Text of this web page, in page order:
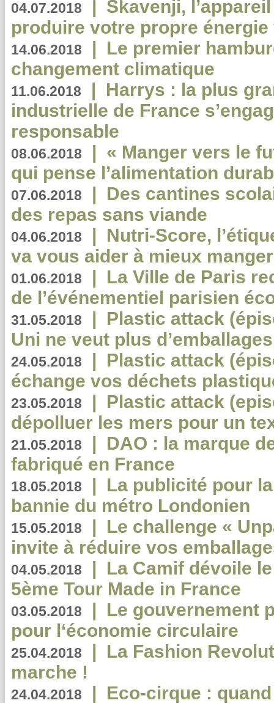
04.07.2018 | Skavenji,
produire votre propre
14.06.2018 | Le premier
changement climatique
11.06.2018 | Harrys : la plus
industrielle de France
responsable
08.06.2018 | « Manger vers le
qui pense l’alimentation
07.06.2018 | Des cantines
des repas sans viande
04.06.2018 | Nutri-Score,
va vous aider à mieux
01.06.2018 | La Ville de Paris
de l’événementiel parisien
31.05.2018 | Plastic attack
Uni ne veut plus
24.05.2018 | Plastic attack
échange vos déchets
23.05.2018 | Plastic attack
dépolluer les mers pour un
21.05.2018 | DAO : la marque
fabriqué en France
18.05.2018 | La publicité pour
bannie du métro Londonien
15.05.2018 | Le challenge «
invite à réduire vos
04.05.2018 | La Camif dévoile
5ème Tour Made in France
03.05.2018 | Le gouvernement
pour l‘économie circulaire
25.04.2018 | La Fashion
marche !
24.04.2018 | Eco-cirque :